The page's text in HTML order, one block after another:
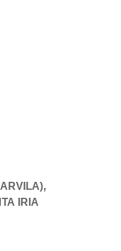
IRIA